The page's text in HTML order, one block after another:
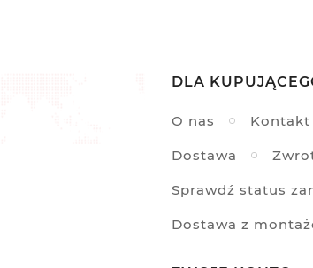
DLA
O nas Kontakt
Dostawa
Sprawdź status
Dostawa z